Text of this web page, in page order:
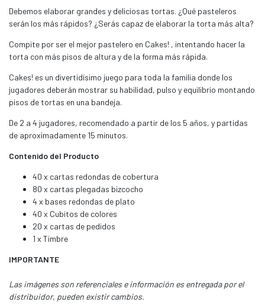
Debemos elaborar grandes y deliciosas tortas. ¿Qué pasteleros
serán los más rápidos? ¿Serás capaz de elaborar la torta más alta?
Compite por ser el mejor pastelero en Cakes! , intentando hacer la
torta con más pisos de altura y de la forma más rápida.
Cakes! es un divertidísimo juego para toda la familia donde los
jugadores deberán mostrar su habilidad, pulso y equilibrio montando
pisos de tortas en una bandeja.
De 2 a 4 jugadores, recomendado a partir de los 5 años, y partidas
de aproximadamente 15 minutos.
Contenido del Producto
40 x cartas redondas de cobertura
80 x cartas plegadas bizcocho
4 x bases redondas de plato
40 x Cubitos de colores
20 x cartas de pedidos
1 x Timbre
IMPORTANTE
Las imágenes son referenciales e información es entregada por el
distribuidor, pueden existir cambios.